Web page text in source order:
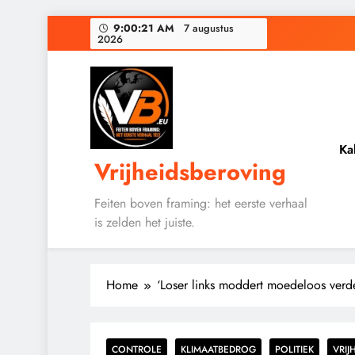
9:00:22 AM 7 augustus
2026
Baudet
De medicatie
Baudet
Vrijheidsberoving
Feiten boven framing: het eerste verhaal
is zelden het juiste.
Home ‘Loser links moddert moedeloos
CONTROLE KLIMAATBEDROG POLITIEK